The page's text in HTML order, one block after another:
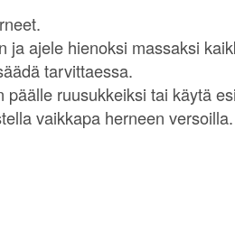
ja ajele hienoksi massaksi
tarvittaessa.
päälle ruusukkeiksi tai käytä
vaikkapa herneen versoilla.